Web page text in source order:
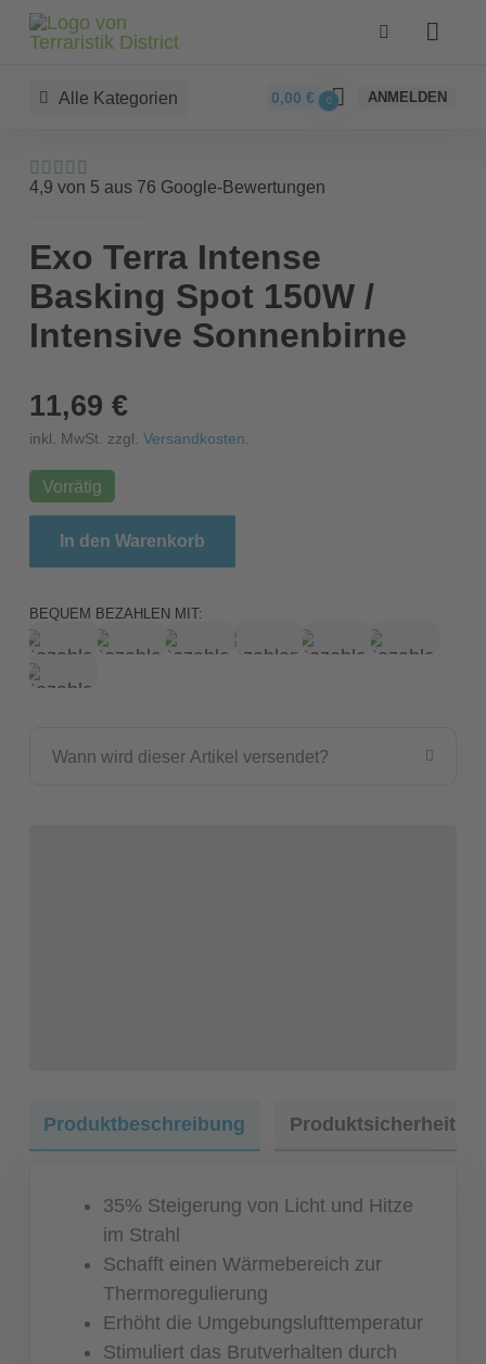
Alle Kategorien 0,00€ 0 ANMELDEN
4,9 von 5 aus 76 Google-Bewertungen
Exo Terra Intense
Basking Spot 150W /
Intensive Sonnenbirne
11,69 €
inkl. MwSt. zzgl. Versandkosten
Vorrätig
Exo Terra Intense Basking Spot 150W / Intensive
In den Warenkorb
BEQUEM BEZAHLEN MIT:
Wann wird dieser Artikel versendet?
Produktbeschreibung Produktsicherheit
35% Steigerung von Licht und Hitze
im Strahl
Schafft einen Wärmebereich zur
Thermoregulierung
Erhöht die Umgebungslufttemperatur
Stimuliert das Brutverhalten durch